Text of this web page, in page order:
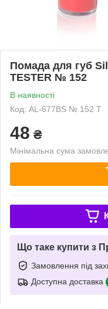
Помада для губ
TESTER № 152
В наявності
Код: AL-677BS № 152 T
48 ₴
Мінімальна сума
Що таке купити з
Замовлення під
Доступна доставка